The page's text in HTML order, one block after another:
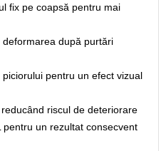
fix pe coapsă pentru mai
după purtări
pentru un efect vizual
riscul de deteriorare
un rezultat consecvent